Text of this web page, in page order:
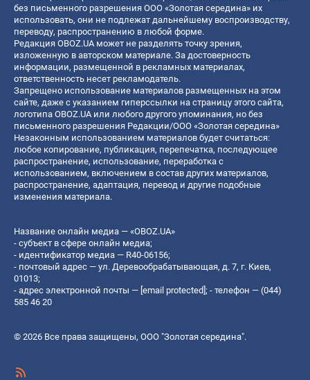
без письменного разрешения ООО «Золотая середина» их
использовать, они не подлежат дальнейшему воспроизводству,
переводу, распространению в любой форме.
Редакция OBOZ.UA может не разделять точку зрения,
изложенную в авторском материале. За достоверность
информации, размещенной в рекламных материалах,
ответственность несет рекламодатель.
Запрещено использование материалов размещенных на этом
сайте, даже с указанием гиперссылки на страницу этого сайта,
логотипа OBOZ.UA или любого другого упоминания, но без
письменного разрешения Редакции/ООО «Золотая середина»
Незаконным использованием материалов будет считаться:
любое копирование, публикация, перепечатка, последующее
распространение, использование, переработка с
использованием, включением в состав других материалов,
распространение, адаптация, перевод и другие подобные
изменения материала.
Название онлайн медиа — «OBOZ.UA»
- субъект в сфере онлайн медиа;
- идентификатор медиа — R40-06156;
- почтовый адрес — ул. Деревообрабатывающая, д. 7, г. Киев,
01013;
- адрес электронной почты — [email protected]; - телефон — (044)
585 46 20
© 2026 Все права защищены, ООО "Золотая середина".